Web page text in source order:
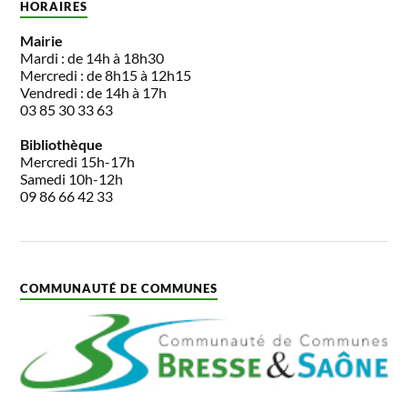
HORAIRES
Mairie
Mardi : de 14h à 18h30
Mercredi : de 8h15 à 12h15
Vendredi : de 14h à 17h
03 85 30 33 63
Bibliothèque
Mercredi 15h-17h
Samedi 10h-12h
09 86 66 42 33
COMMUNAUTÉ DE COMMUNES